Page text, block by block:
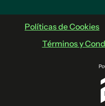
Políticas de Cookies
Términos y